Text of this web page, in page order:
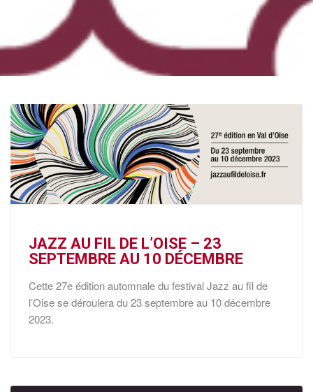
JAZZ AU FIL DE L’OISE – 23
SEPTEMBRE AU 10 DÉCEMBRE
Cette 27e édition automnale du festival Jazz au fil de
l’Oise se déroulera du 23 septembre au 10 décembre
2023.